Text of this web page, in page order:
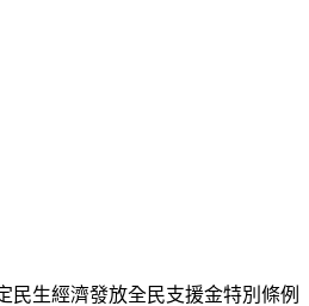
生經濟發放全民支援金特別條例